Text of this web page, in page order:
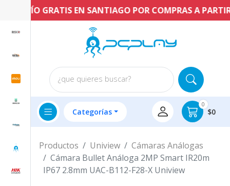
ENVÍO GRATIS EN SANTIAGO POR COMPRAS A PARTIR
¿que quieres buscar?
Categorías
0
$0
Productos Uniview
Cámaras Análogas
Cámara Bullet Análoga 2MP Smart IR20m
IP67 2.8mm UAC-B112-F28-X Uniview